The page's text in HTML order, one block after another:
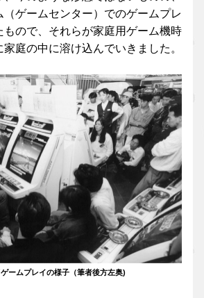
（ゲームセンター）でのゲームプレ
もので、それらが家庭用ゲーム機時
庭の中に溶け込んでいきました。
ームプレイの様子（筆者後方左奥)